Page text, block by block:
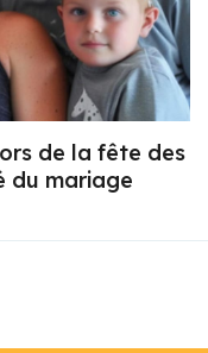
de la fête des
du mariage